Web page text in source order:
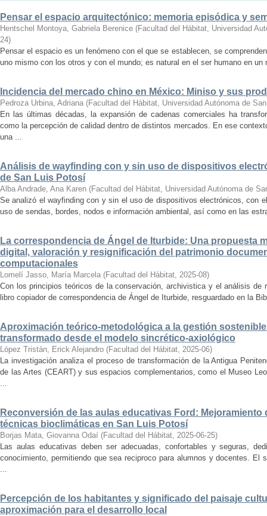
Pensar el espacio arquitectónico: memoria episódica y
Hentschel Montoya, Gabriela Berenice (Facultad del Hábitat, Universidad
24)
Pensar el espacio es un fenómeno con el que se establecen, se
uno mismo con los otros y con el mundo; es natural en el ser humano en
Incidencia del mercado chino en México: Miniso y sus
Pedroza Urbina, Adriana (Facultad del Hábitat, Universidad Autónoma de
En las últimas décadas, la expansión de cadenas comerciales ha
como la percepción de calidad dentro de distintos mercados. En ese
una ...
Análisis de wayfinding con y sin uso de dispositivos
de San Luis Potosí
Alba Andrade, Ana Karen (Facultad del Hábitat, Universidad Autónoma de
Se analizó el wayfinding con y sin el uso de dispositivos electrónicos, con
uso de sendas, bordes, nodos e información ambiental, así como en las
La correspondencia de Ángel de Iturbide: Una propuesta
digital, valoración y resignificación del patrimonio
computacionales
Lomelí Jasso, María Marcela (Facultad del Hábitat, 2025-08)
Con los principios teóricos de la conservación, archivistica y el análisis de
libro copiador de correspondencia de Ángel de Iturbide, resguardado en la
Aproximación teórico-metodológica a la gestión
transformado desde el modelo sincrético-axiológico
López Tristán, Erick Alejandro (Facultad del Hábitat, 2025-06)
La investigación analiza el proceso de transformación de la Antigua
de las Artes (CEART) y sus espacios complementarios, como el Museo
...
Reconversión de las aulas educativas Ford:
técnicas bioclimáticas en San Luis Potosí
Borjas Mata, Giovanna Odaí (Facultad del Hábitat, 2025-06-25)
Las aulas educativas deben ser adecuadas, confortables y seguras,
conocimiento, permitiendo que sea reciproco para alumnos y docentes. El
...
Percepción de los habitantes y significado del paisaje
aproximación para el desarrollo local